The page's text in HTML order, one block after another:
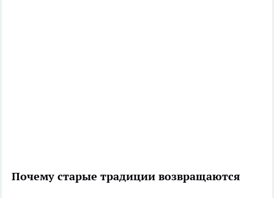
Почему старые традиции возвращаются